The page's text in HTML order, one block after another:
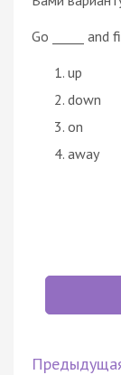
Go _____ and
up
down
on
away